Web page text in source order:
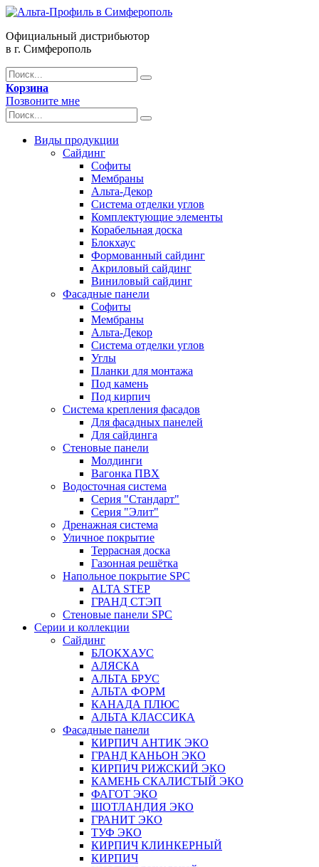
Официальный дистрибьютор
в г. Симферополь
Корзина
Позвоните мне
Виды продукции
Сайдинг
Софиты
Мембраны
Альта-Декор
Система отделки углов
Комплектующие элементы
Корабельная доска
Блокхаус
Формованный сайдинг
Акриловый сайдинг
Виниловый сайдинг
Фасадные панели
Софиты
Мембраны
Альта-Декор
Система отделки углов
Углы
Планки для монтажа
Под камень
Под кирпич
Система крепления фасадов
Для фасадных панелей
Для сайдинга
Стеновые панели
Молдинги
Вагонка ПВХ
Водосточная система
Серия "Стандарт"
Серия "Элит"
Дренажная система
Уличное покрытие
Террасная доска
Газонная решётка
Напольное покрытие SPC
ALTA STEP
ГРАНД СТЭП
Стеновые панели SPC
Серии и коллекции
Сайдинг
БЛОКХАУС
АЛЯСКА
АЛЬТА БРУС
АЛЬТА ФОРМ
КАНАДА ПЛЮС
АЛЬТА КЛАССИКА
Фасадные панели
КИРПИЧ АНТИК ЭКО
ГРАНД КАНЬОН ЭКО
КИРПИЧ РИЖСКИЙ ЭКО
КАМЕНЬ СКАЛИСТЫЙ ЭКО
ФАГОТ ЭКО
ШОТЛАНДИЯ ЭКО
ГРАНИТ ЭКО
ТУФ ЭКО
КИРПИЧ КЛИНКЕРНЫЙ
КИРПИЧ